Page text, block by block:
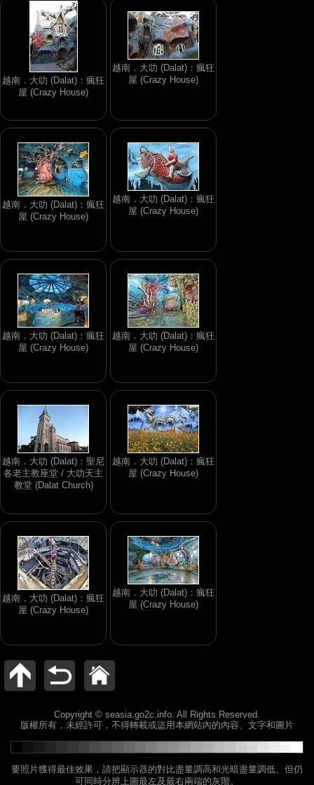
越南．大叻 (Dalat)：瘋狂
屋 (Crazy House)
越南．大叻 (Dalat)：瘋狂
屋 (Crazy House)
越南．大叻 (Dalat)：瘋狂
屋 (Crazy House)
越南．大叻 (Dalat)：瘋狂
屋 (Crazy House)
越南．大叻 (Dalat)：瘋狂
屋 (Crazy House)
越南．大叻 (Dalat)：瘋狂
屋 (Crazy House)
越南．大叻 (Dalat)：聖尼
各老主教座堂 / 大叻天主
教堂 (Dalat Church)
越南．大叻 (Dalat)：瘋狂
屋 (Crazy House)
越南．大叻 (Dalat)：瘋狂
屋 (Crazy House)
越南．大叻 (Dalat)：瘋狂
屋 (Crazy House)
Copyright © seasia.go2c.info. All Rights Reserved.
版權所有，未經許可，不得轉載或盜用本網站內的內容、文字和圖片
要照片獲得最佳效果，請把顯示器的對比盡量調高和光暗盡量調低、但仍
可同時分辨上圖最左及最右兩端的灰階。